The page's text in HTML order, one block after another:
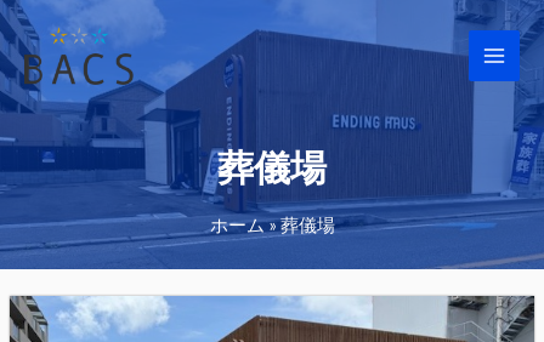
Main
葬儀場
ホーム»葬儀場